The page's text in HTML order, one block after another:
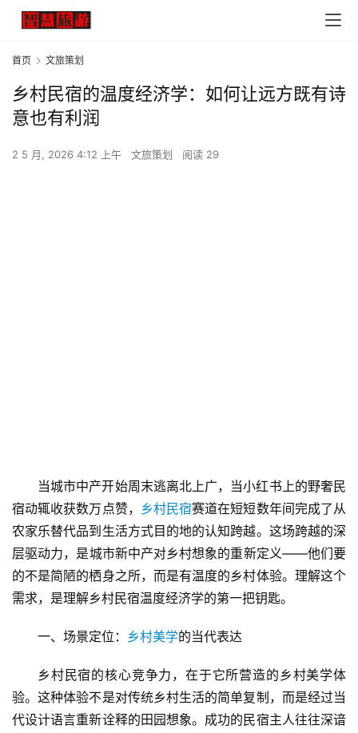
首页 文旅策划
乡村民宿的温度经济学：如何让远方既有诗
意也有利润
2 5 月, 2026 4:12 上午 文旅策划 阅读 29
当城市中产开始周末逃离北上广，当小红书上的野奢民
宿动辄收获数万点赞， 乡村民宿赛道在短短数年间完成了从
农家乐替代品到生活方式目的地的认知跨越。这场跨越的深
层驱动力，是城市新中产对乡村想象的重新定义——他们要
的不是简陋的栖身之所，而是有温度的乡村体验。理解这个
需求，是理解乡村民宿温度经济学的第一把钥匙。
一、场景定位： 乡村美学的当代表达
乡村民宿的核心竞争力，在于它所营造的乡村美学体
验。这种体验不是对传统乡村生活的简单复制，而是经过当
代设计语言重新诠释的田园想象。成功的民宿主人往往深谙